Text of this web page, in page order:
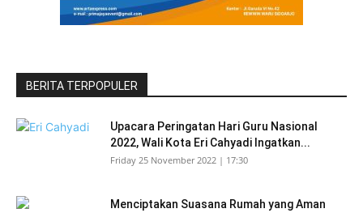
BERITA TERPOPULER
Upacara Peringatan Hari Guru Nasional
2022, Wali Kota Eri Cahyadi Ingatkan...
Friday 25 November 2022 | 17:30
Menciptakan Suasana Rumah yang Aman